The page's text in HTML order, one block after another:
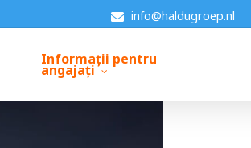
info@haldugroep.nl
Informații pentru
angajați